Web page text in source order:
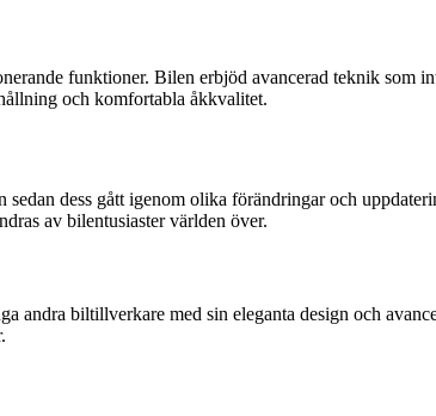
funktioner. Bilen erbjöd avancerad teknik
och komfortabla åkkvalitet.
dess gått igenom olika förändringar och
av bilentusiaster världen över.
andra biltillverkare med sin eleganta design och